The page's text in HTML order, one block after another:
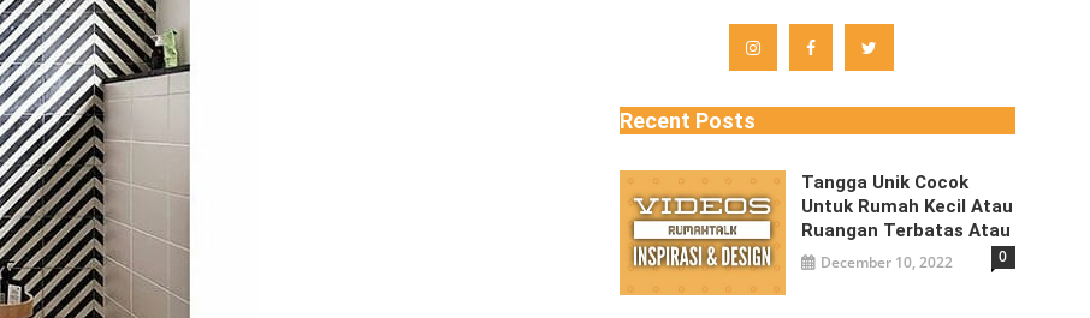
Recent Posts
Tangga Unik Cocok
Untuk Rumah Kecil Atau
Ruangan Terbatas Atau
December 10, 2022 0